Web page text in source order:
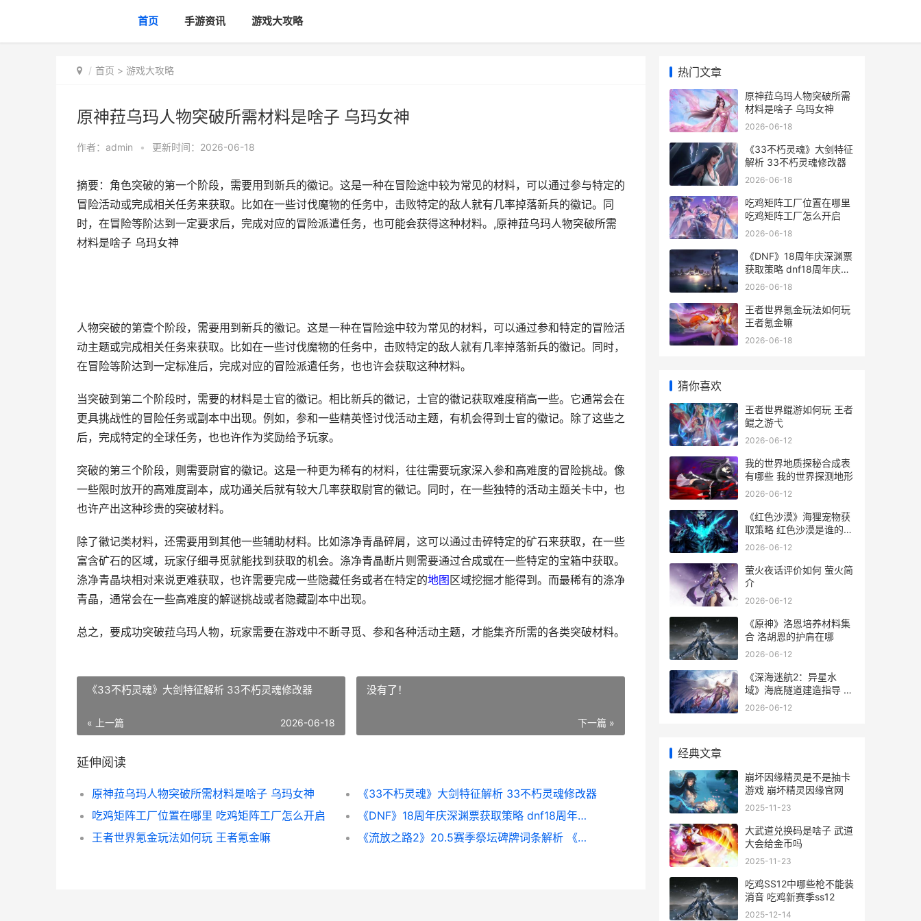
首页 手游资讯 游戏大攻略
首页 > 游戏大攻略
原神菈乌玛人物突破所需材料是啥子 乌玛女神
作者： admin • 更新时间：2026-06-18
摘要：角色突破的第一个阶段，需要用到新兵的徽记。这是一种在冒险途中较为常见的材料，可以通过参与特定的
冒险活动或完成相关任务来获取。比如在一些讨伐魔物的任务中，击败特定的敌人就有几率掉落新兵的徽记。同
时，在冒险等阶达到一定要求后，完成对应的冒险派遣任务，也可能会获得这种材料。,原神菈乌玛人物突破所需
材料是啥子 乌玛女神
人物突破的第壹个阶段，需要用到新兵的徽记。这是一种在冒险途中较为常见的材料，可以通过参和特定的冒险活
动主题或完成相关任务来获取。比如在一些讨伐魔物的任务中，击败特定的敌人就有几率掉落新兵的徽记。同时，
在冒险等阶达到一定标准后，完成对应的冒险派遣任务，也也许会获取这种材料。
当突破到第二个阶段时，需要的材料是士官的徽记。相比新兵的徽记，士官的徽记获取难度稍高一些。它通常会在
更具挑战性的冒险任务或副本中出现。例如，参和一些精英怪讨伐活动主题，有机会得到士官的徽记。除了这些之
后，完成特定的全球任务，也也许作为奖励给予玩家。
突破的第三个阶段，则需要尉官的徽记。这是一种更为稀有的材料，往往需要玩家深入参和高难度的冒险挑战。像
一些限时放开的高难度副本，成功通关后就有较大几率获取尉官的徽记。同时，在一些独特的活动主题关卡中，也
也许产出这种珍贵的突破材料。
除了徽记类材料，还需要用到其他一些辅助材料。比如涤净青晶碎屑，这可以通过击碎特定的矿石来获取，在一些
富含矿石的区域，玩家仔细寻觅就能找到获取的机会。涤净青晶断片则需要通过合成或在一些特定的宝箱中获取。
涤净青晶块相对来说更难获取，也许需要完成一些隐藏任务或者在特定的地图 区域挖掘才能得到。而最稀有的涤净
青晶，通常会在一些高难度的解谜挑战或者隐藏副本中出现。
总之，要成功突破菈乌玛人物，玩家需要在游戏中不断寻觅、参和各种活动主题，才能集齐所需的各类突破材料。
《33不朽灵魂》大剑特征解析 33不朽灵魂修改器
« 上一篇 2026-06-18
没有了！
下一篇 »
延伸阅读
原神菈乌玛人物突破所需材料是啥子 乌玛女神
《33不朽灵魂》大剑特征解析 33不朽灵魂修改器
吃鸡矩阵工厂位置在哪里 吃鸡矩阵工厂怎么开启
《DNF》18周年庆深渊票获取策略 dnf18周年庆送什么
王者世界氪金玩法如何玩 王者氪金嘛
《流放之路2》20.5赛季祭坛碑牌词条解析 《流放之路2》2级神庙到90级 还能充能吗
热门文章
原神菈乌玛人物突破所需
材料是啥子 乌玛女神
2026-06-18
《33不朽灵魂》大剑特征
解析 33不朽灵魂修改器
2026-06-18
吃鸡矩阵工厂位置在哪里
吃鸡矩阵工厂怎么开启
2026-06-18
《DNF》18周年庆深渊票
获取策略 dnf18周年庆送
什么
2026-06-18
王者世界氪金玩法如何玩
王者氪金嘛
2026-06-18
猜你喜欢
王者世界鲲游如何玩 王者
鲲之游弋
2026-06-12
我的世界地质探秘合成表
有哪些 我的世界探测地形
2026-06-12
《红色沙漠》海狸宠物获
取策略 红色沙漠是谁的作
品
2026-06-12
萤火夜话评价如何 萤火简
介
2026-06-12
《原神》洛恩培养材料集
合 洛胡恩的护肩在哪
2026-06-12
《深海迷航2：异星水
域》海底隧道建造指导 深
海迷航2上线时间
2026-06-12
经典文章
崩坏因缘精灵是不是抽卡
游戏 崩坏精灵因缘官网
2025-11-23
大武道兑换码是啥子 武道
大会给金币吗
2025-11-23
吃鸡SS12中哪些枪不能装
消音 吃鸡新赛季ss12
2025-12-14